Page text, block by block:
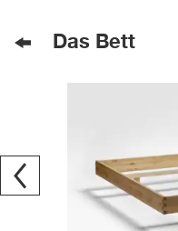
Das Bett